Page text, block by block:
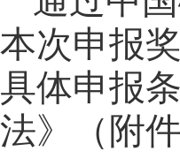
本次申报
具体申报
法》（附件